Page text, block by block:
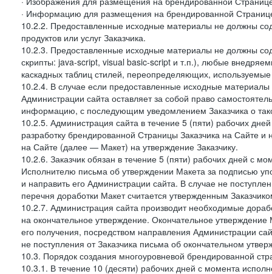
· Информацию для размещения на брендированной
10.2.2. Предоставленные исходные материалы не должны
продуктов или услуг Заказчика.
10.2.3. Предоставленные исходные материалы не должны
скрипты: java-script, visual basic-script и т.п.), любые
каскадных таблиц стилей, переопределяющих,
10.2.4. В случае если предоставленные исходные
Администрации сайта оставляет за собой право
информацию, с последующим уведомлением Заказчика о
10.2.5. Администрация сайта в течение 5 (пяти) рабочих
разработку брендированной Страницы Заказчика на Сайте
на Сайте (далее — Макет) на утверждение Заказчику.
10.2.6. Заказчик обязан в течение 5 (пяти) рабочих дней с
Исполнителю письма об утверждении Макета за подписью
и направить его Администрации сайта. В случае не
перечня доработки Макет считается утвержденным
10.2.7. Администрация сайта производит необходимые
на окончательное утверждение. Окончательное
его получения, посредством направления Администрации
не поступления от Заказчика письма об окончательном
10.3. Порядок создания многоуровневой брендированной
10.3.1. В течение 10 (десяти) рабочих дней с момента